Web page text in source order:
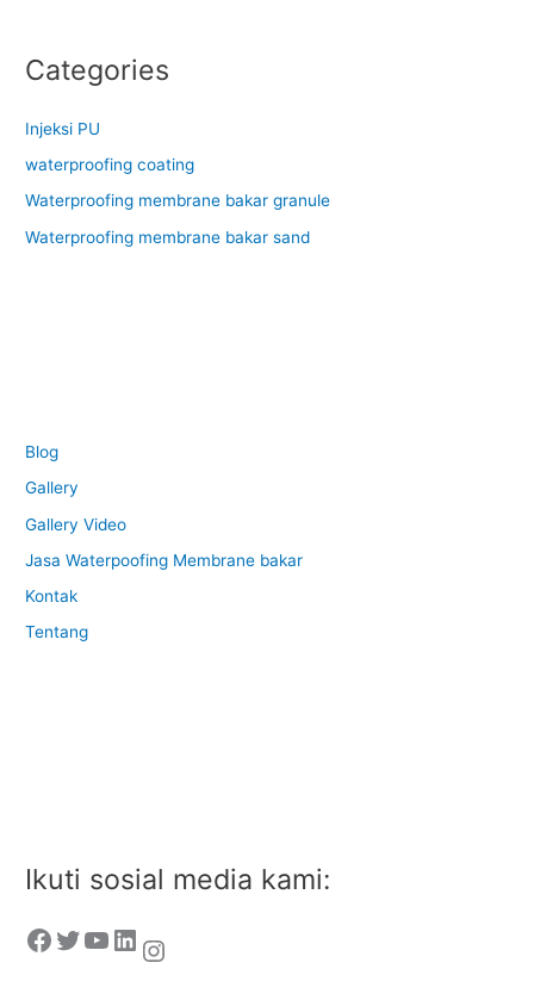
Categories
Injeksi PU
waterproofing coating
Waterproofing membrane bakar granule
Waterproofing membrane bakar sand
Blog
Gallery
Gallery Video
Jasa Waterpoofing Membrane bakar
Kontak
Tentang
Ikuti sosial media kami: